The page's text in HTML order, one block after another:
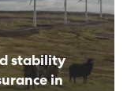
Sev
stability
in